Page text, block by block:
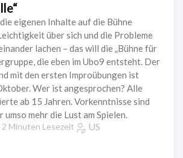
eigenen Inhalte auf die Bühne
über sich und die Probleme
lachen – das will die „Bühne für
die eben im Ubo9 entsteht. Der
mit den ersten Improübungen ist
Wer ist angesprochen? Alle
ab 15 Jahren. Vorkenntnisse sind
mehr die Lust am Spielen.
2 Minuten Lesezeit US